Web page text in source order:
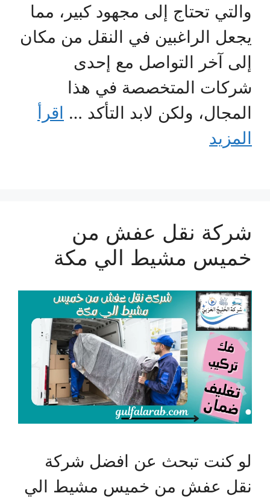
والتي تحتاج إلى مجهود كبير، مما
يجعل الراغبين في النقل من مكان
إلى آخر التواصل مع إحدى
شركات المتخصصة في هذا
المجال، ولكن لابد التأكد … اقرأ
المزيد
شركة نقل عفش من
خميس مشيط الي مكة
لو كنت تبحث عن افضل شركة
نقل عفش من خميس مشيط الي